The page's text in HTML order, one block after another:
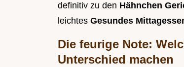
definitiv zu den Hähnchen
leichtes Gesundes
Die feurige Note:
Unterschied machen